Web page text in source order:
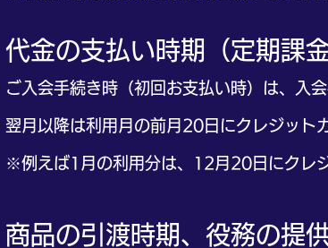
金の支払い時期（定期課
入会手続き時（初回お支払い時）は、入
月以降は利用月の前月20日にクレジット
えば1月の利用分は、12月20日にクレジ
品の引渡時期、役務の提